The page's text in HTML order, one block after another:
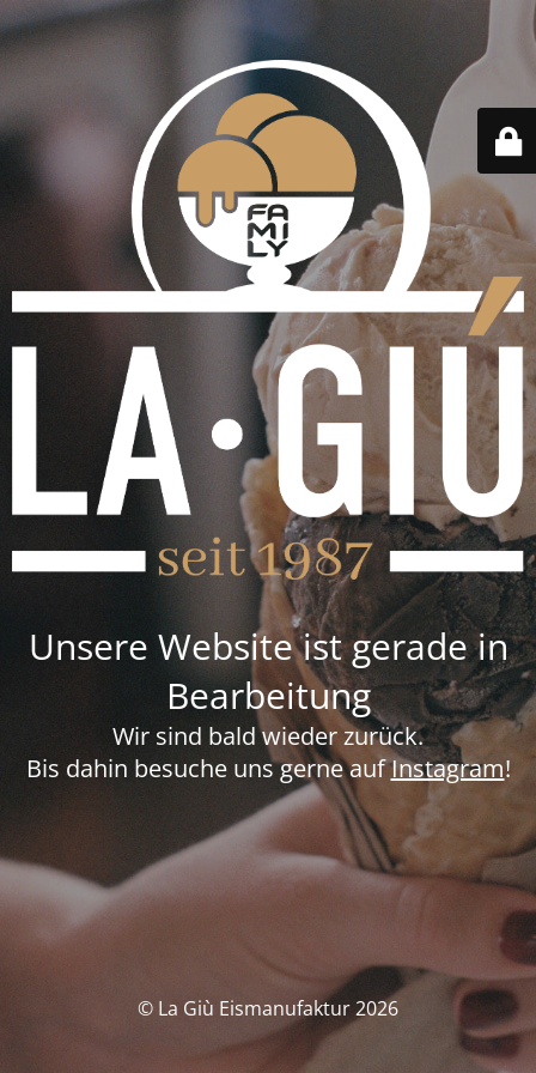
Unsere Website ist gerade in
Bearbeitung
Wir sind bald wieder zurück.
Bis dahin besuche uns gerne aufInstagram!
© La Giù Eismanufaktur 2026